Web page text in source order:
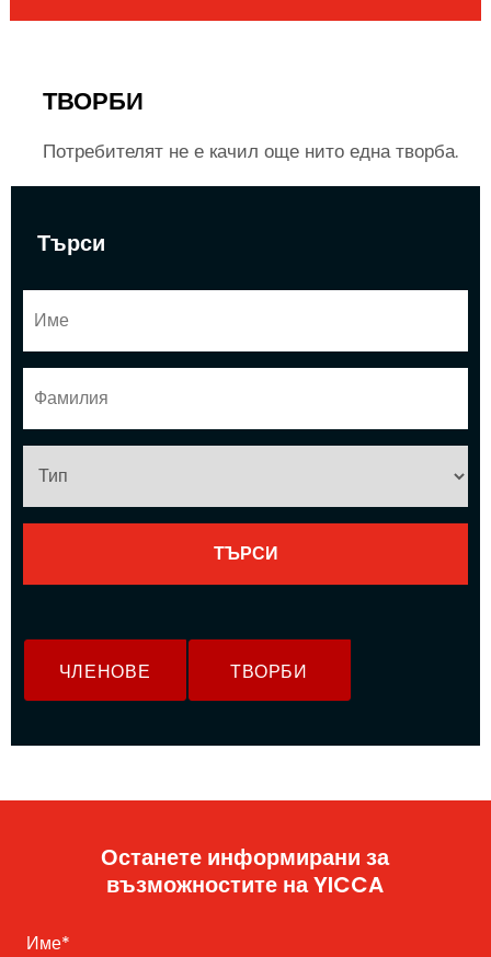
Търси
ЧЛЕНОВЕ ТВОРБИ
ТВОРБИ
Потребителят не е качил още нито една творба.
Останете информирани за
възможностите на YICCA
Име*